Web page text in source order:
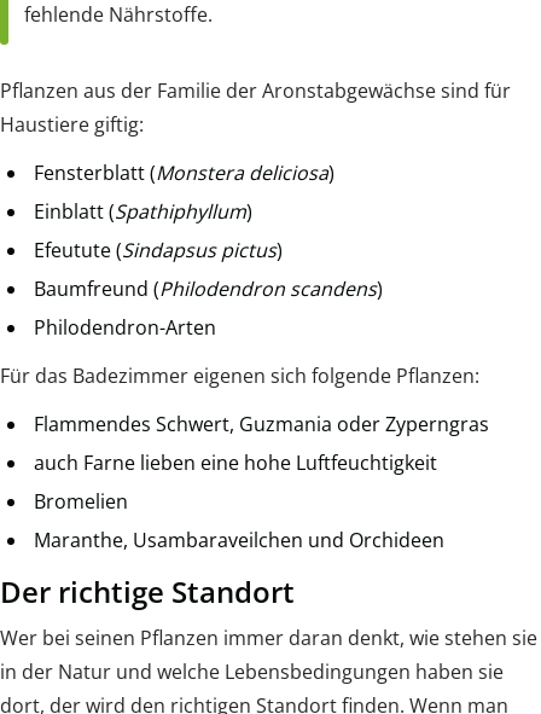
fehlende Nährstoffe.
Pflanzen aus der Familie der Aronstabgewächse sind für
Haustiere giftig:
Fensterblatt (Monstera deliciosa)
Einblatt (Spathiphyllum)
Efeutute (Sindapsus pictus)
Baumfreund (Philodendron scandens)
Philodendron-Arten
Für das Badezimmer eigenen sich folgende Pflanzen:
Flammendes Schwert, Guzmania oder Zyperngras
auch Farne lieben eine hohe Luftfeuchtigkeit
Bromelien
Maranthe, Usambaraveilchen und Orchideen
Der richtige Standort
Wer bei seinen Pflanzen immer daran denkt, wie stehen sie
in der Natur und welche Lebensbedingungen haben sie
dort, der wird den richtigen Standort finden. Wenn man